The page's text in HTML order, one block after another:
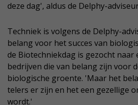
deze dag', aldus de Delphy-
Techniek is volgens de Delphy-
belang voor het succes van
de Biotechniekdag is gezocht naar
bedrijven die van belang zijn voor
biologische groente. 'Maar het
telers er zijn en het een gezellige
wordt.'